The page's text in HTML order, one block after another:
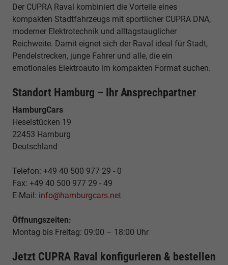
Der CUPRA Raval kombiniert die Vorteile eines
kompakten Stadtfahrzeugs mit sportlicher CUPRA DNA,
moderner Elektrotechnik und alltagstauglicher
Reichweite. Damit eignet sich der Raval ideal für Stadt,
Pendelstrecken, junge Fahrer und alle, die ein
emotionales Elektroauto im kompakten Format suchen.
Standort Hamburg – Ihr Ansprechpartner
HamburgCars
Heselstücken 19
22453 Hamburg
Deutschland
Telefon: +49 40 500 977 29 - 0
Fax: +49 40 500 977 29 - 49
E-Mail: info@hamburgcars.net
Öffnungszeiten:
Montag bis Freitag: 09:00 – 18:00 Uhr
Jetzt CUPRA Raval konfigurieren & bestellen